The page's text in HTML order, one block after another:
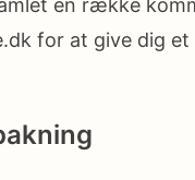
en række
for at give dig